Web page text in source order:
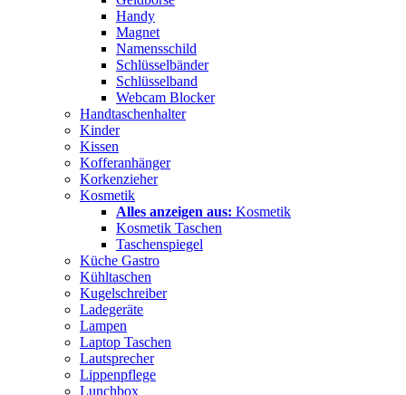
Handy
Magnet
Namensschild
Schlüsselbänder
Schlüsselband
Webcam Blocker
Handtaschenhalter
Kinder
Kissen
Kofferanhänger
Korkenzieher
Kosmetik
Alles anzeigen aus: Kosmetik
Kosmetik Taschen
Taschenspiegel
Küche Gastro
Kühltaschen
Kugelschreiber
Ladegeräte
Lampen
Laptop Taschen
Lautsprecher
Lippenpflege
Lunchbox